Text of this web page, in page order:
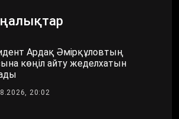
Ардақ Әмірқұловтың
көңіл айту жеделхатын
20:02